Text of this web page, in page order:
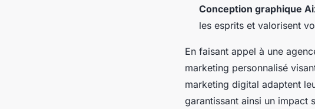
Conception graphique
les esprits et valorisent
En faisant appel à une
marketing personnalisé
marketing digital adaptent
garantissant ainsi un impact